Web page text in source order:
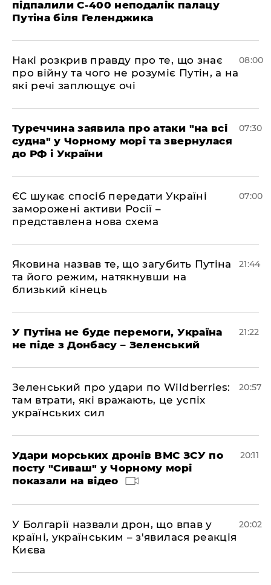
підпалили С-400 неподалік палацу
Путіна біля Геленджика
Накі розкрив правду про те, що знає
про війну та чого не розуміє Путін, а на
які речі заплющує очі
08:00
Туреччина заявила про атаки "на всі
судна" у Чорному морі та звернулася
до РФ і України
07:30
ЄС шукає спосіб передати Україні
заморожені активи Росії –
представлена ​​нова схема
07:00
Яковина назвав те, що загубить Путіна
та його режим, натякнувши на
близький кінець
21:44
У Путіна не буде перемоги, Україна
не піде з Донбасу – Зеленський
21:22
Зеленський про удари по Wildberries:
там втрати, які вражають, це успіх
українських сил
20:57
Удари морських дронів ВМС ЗСУ по
посту "Сиваш" у Чорному морі
показали на відео
20:11
У Болгарії назвали дрон, що впав у
країні, українським – з'явилася реакція
Києва
20:02